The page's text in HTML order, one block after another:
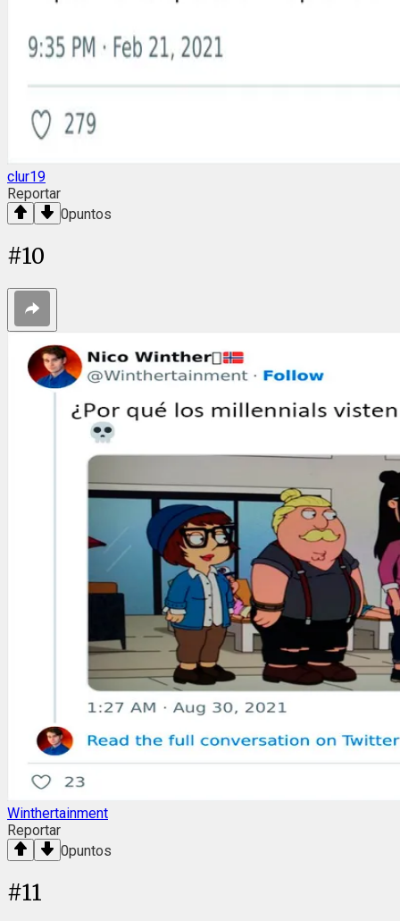
clur19
Reportar
0puntos
#10
Winthertainment
Reportar
0puntos
#11